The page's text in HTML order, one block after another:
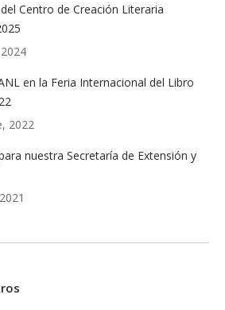
Centro de Creación Literaria
en la Feria Internacional del Libro
2022
nuestra Secretaría de Extensión y